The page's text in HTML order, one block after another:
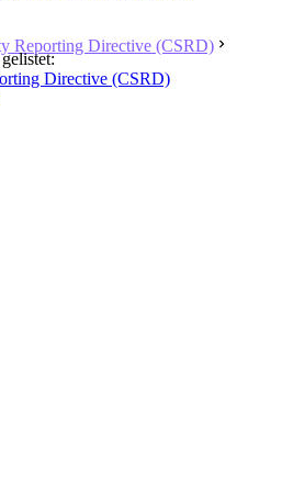
Reporting Directive (CSRD)
Directive (CSRD)